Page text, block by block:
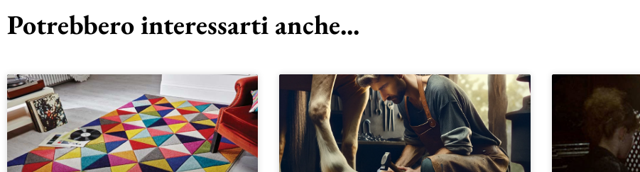
Potrebbero interessarti anche...